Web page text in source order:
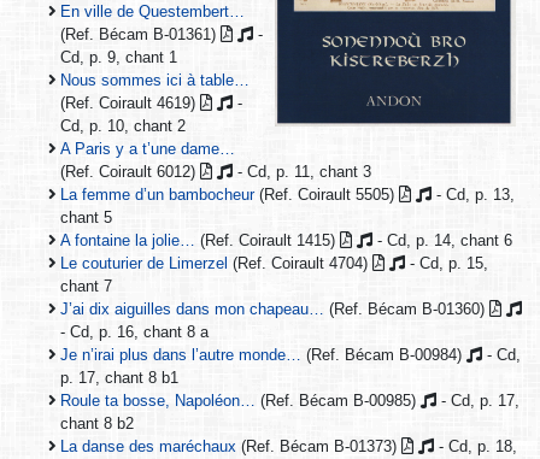
En ville de Questembert…
(Ref. Bécam B-01361)
-
Cd, p. 9, chant 1
Nous sommes ici à table…
(Ref. Coirault 4619)
-
Cd, p. 10, chant 2
A Paris y a t’une dame…
(Ref. Coirault 6012)
- Cd, p. 11, chant 3
La femme d’un bambocheur(Ref. Coirault 5505)
- Cd, p. 13,
chant 5
A fontaine la jolie…
(Ref. Coirault 1415)
- Cd, p. 14, chant 6
Le couturier de Limerzel (Ref. Coirault 4704)
- Cd, p. 15,
chant 7
J’ai dix aiguilles dans mon chapeau…
(Ref. Bécam B-01360)
- Cd, p. 16, chant 8 a
Je n’irai plus dans l’autre monde…
(Ref. Bécam B-00984)
- Cd,
p. 17, chant 8 b1
Roule ta bosse, Napoléon…
(Ref. Bécam B-00985)
- Cd, p. 17,
chant 8 b2
La danse des maréchaux (Ref. Bécam B-01373)
- Cd, p. 18,